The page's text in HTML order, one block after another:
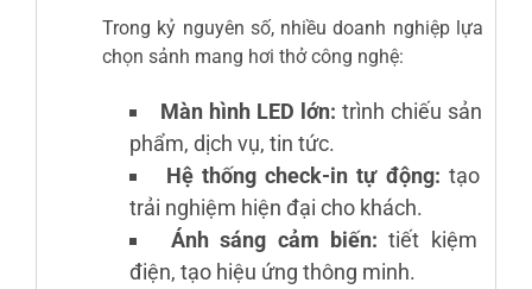
Trong kỷ nguyên số, nhiều doanh nghiệp lựa
chọn sảnh mang hơi thở công nghệ:
Màn hình LED lớn: trình chiếu sản
phẩm, dịch vụ, tin tức.
Hệ thống check-in tự động: tạo
trải nghiệm hiện đại cho khách.
Ánh sáng cảm biến: tiết kiệm
điện, tạo hiệu ứng thông minh.